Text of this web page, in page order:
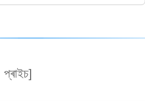
প্ৰাইচ]